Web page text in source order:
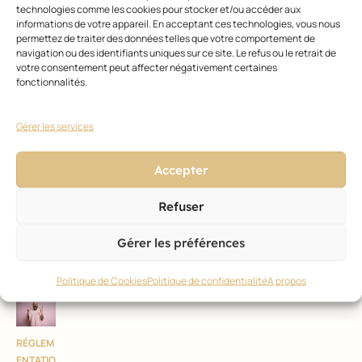
technologies comme les cookies pour stocker et/ou accéder aux
informations de votre appareil. En acceptant ces technologies, vous nous
permettez de traiter des données telles que votre comportement de
navigation ou des identifiants uniques sur ce site. Le refus ou le retrait de
votre consentement peut affecter négativement certaines
fonctionnalités.
Gérer les services
Accepter
Refuser
Gérer les préférences
Politique de CookiesPolitique de confidentialitéA propos
RÉGLEM
ENTATIO
N
Pollua
ls »
qu’en
est-il
tiques
RÉGLEM